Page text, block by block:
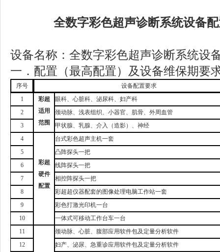
全数字彩色超声诊断系统设备
设备名称：全数字彩色超声诊断系统设
一．配置（最高配置）及设备维保期要
序号
设备配置要求
1
彩超
适用
范围
眼科、心脏科、泌尿科、妇产科
2
颈动脉、浅表组织、小器官、肌骨、外周血管
3
甲状腺、乳腺、介入（造影）、神经
4
彩超
硬件
配置
台式彩色超声主机一套
5
凸阵探头一把
6
线阵探头一把
7
相控阵探头一把
8
彩超超仪器配套的图像处理电脑工作站一套
9
彩色打激光印机一台
10
一体式可移动工作台车一台
11
颈动脉、心脏、腹部应用软件包及定量分析软件
12
妇产、泌尿、急重诊应用软件包及定量分析软件